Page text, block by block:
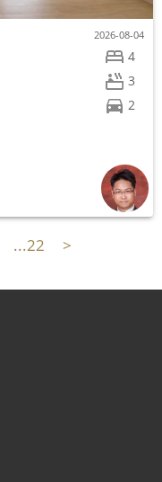
4
3
2
2026-08-04
...22 >